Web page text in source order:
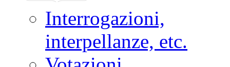
Interrogazioni,
interpellanze, etc.